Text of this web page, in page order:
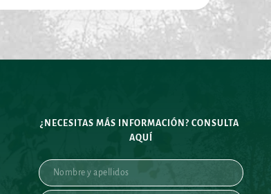
¿NECESITAS MÁS INFORMACIÓN? CONSULTA
AQUÍ